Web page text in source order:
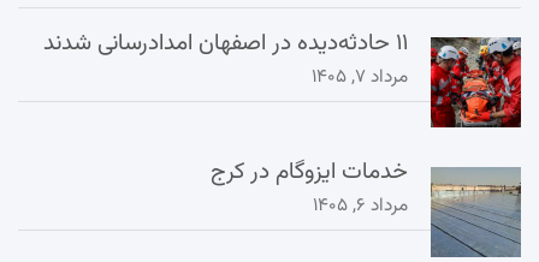
۱۱ حادثه‌دیده در اصفهان امدادرسانی شدند
مرداد ۷, ۱۴۰۵
خدمات ایزوگام در کرج
مرداد ۶, ۱۴۰۵